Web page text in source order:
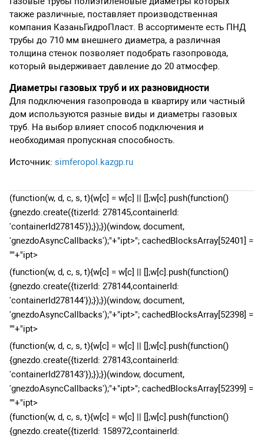
также различные, поставляет производственная
компания КазаньГидроПласт. В ассортименте есть ПНД
трубы до 710 мм внешнего диаметра, а различная
толщина стенок позволяет подобрать газопровода,
который выдерживает давление до 20 атмосфер.
Диаметры газовых труб и их разновидности
Для подключения газопровода в квартиру или частный
дом используются разные виды и диаметры газовых
труб. На выбор влияет способ подключения и
необходимая пропускная способность.
Источник: simferopol.kazgp.ru
(function(w, d, c, s, t){w[c] = w[c] || [];w[c].push(function()
{gnezdo.create({tizerId: 278145,containerId:
'containerId278145'});});})(window, document,
'gnezdoAsyncCallbacks');"+"ipt>"; cachedBlocksArray[52401] =
""+"ipt>
(function(w, d, c, s, t){w[c] = w[c] || [];w[c].push(function()
{gnezdo.create({tizerId: 278144,containerId:
'containerId278144'});});})(window, document,
'gnezdoAsyncCallbacks');"+"ipt>"; cachedBlocksArray[52398] =
""+"ipt>
(function(w, d, c, s, t){w[c] = w[c] || [];w[c].push(function()
{gnezdo.create({tizerId: 278143,containerId:
'containerId278143'});});})(window, document,
'gnezdoAsyncCallbacks');"+"ipt>"; cachedBlocksArray[52399] =
""+"ipt>
(function(w, d, c, s, t){w[c] = w[c] || [];w[c].push(function()
{gnezdo.create({tizerId: 158972,containerId: